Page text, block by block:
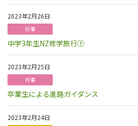
2023年2月26日
行事
中学3年生NZ修学旅行①
2023年2月25日
行事
卒業生による進路ガイダンス
2023年2月24日